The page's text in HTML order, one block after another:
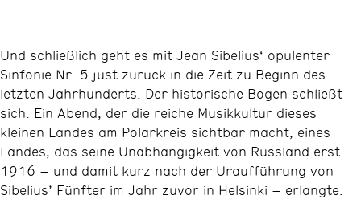
Und schließlich geht es mit Jean Sibelius‘ opulenter
Sinfonie Nr. 5 just zurück in die Zeit zu Beginn des
letzten Jahrhunderts. Der historische Bogen schließt
sich. Ein Abend, der die reiche Musikkultur dieses
kleinen Landes am Polarkreis sichtbar macht, eines
Landes, das seine Unabhängigkeit von Russland erst
1916 – und damit kurz nach der Uraufführung von
Sibelius’ Fünfter im Jahr zuvor in Helsinki – erlangte.